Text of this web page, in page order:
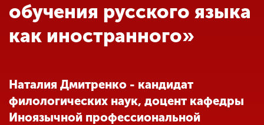
Международная
деятельность
Студенческая жизнь
обучения русского языка
как иностранного»
Наталия Дмитренко - кандидат
филологических наук, доцент кафедры
Иноязычной профессиональной